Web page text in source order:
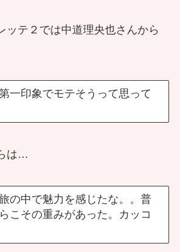
ッテ２では中道理央也さんから
一印象でモテそうって思って
は…
の中で魅力を感じたな。。普
こその重みがあった。カッコ